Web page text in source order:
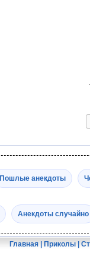
Пошлые анекдоты
Анекдоты случайно
Главная| Приколы|